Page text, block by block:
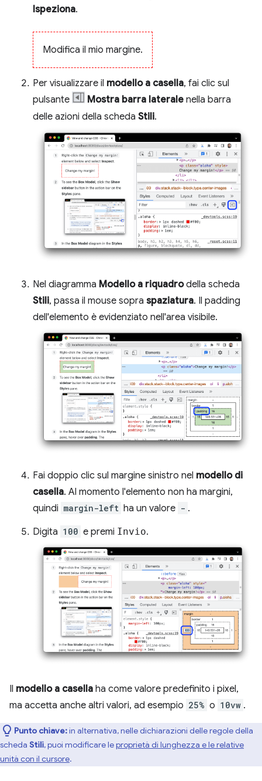
Ispeziona.
Modifica il mio margine.
Per visualizzare il modello a casella, fai clic sul
pulsante
Mostra barra laterale nella barra
delle azioni della scheda Stili.
Nel diagramma Modello a riquadrodella scheda
Stili, passa il mouse sopra spaziatura. Il padding
dell'elemento è evidenziato nell'area visibile.
Fai doppio clic sul margine sinistro nel modello di
casella. Al momento l'elemento non ha margini,
quindi margin-left ha un valore - .
Digita 100 e premi Invio.
Il modello a casella ha come valore predefinito i pixel,
ma accetta anche altri valori, ad esempio 25% o 10vw .
Punto chiave:in alternativa, nelle dichiarazioni delle regole della
scheda Stili, puoi modificare leproprietà di lunghezza e le relative
unità con il cursore.